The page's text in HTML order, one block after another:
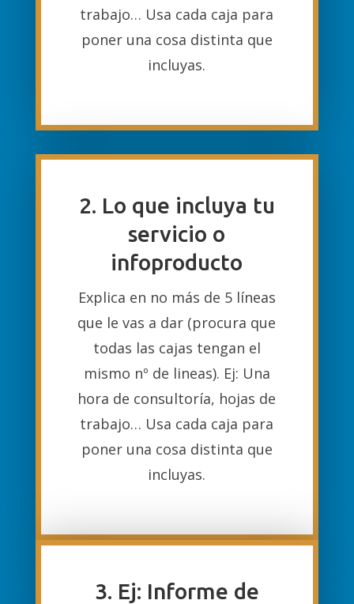
trabajo… Usa cada caja para
poner una cosa distinta que
incluyas.
2. Lo que incluya tu
servicio o
infoproducto
Explica en no más de 5 líneas
que le vas a dar (procura que
todas las cajas tengan el
mismo nº de lineas). Ej: Una
hora de consultoría, hojas de
trabajo… Usa cada caja para
poner una cosa distinta que
incluyas.
3. Ej: Informe de